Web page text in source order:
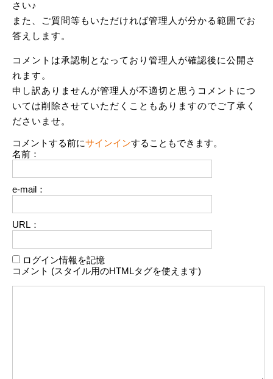
さい♪
また、ご質問等もいただければ管理人が分かる範囲でお
答えします。
コメントは承認制となっており管理人が確認後に公開さ
れます。
申し訳ありませんが管理人が不適切と思うコメントにつ
いては削除させていただくこともありますのでご了承く
ださいませ。
コメントする前にサインインすることもできます。
名前：
e-mail：
URL：
ログイン情報を記憶
コメント (スタイル用のHTMLタグを使えます)